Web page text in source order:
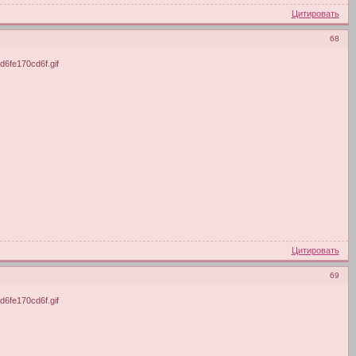
Цитировать
68
Цитировать
69